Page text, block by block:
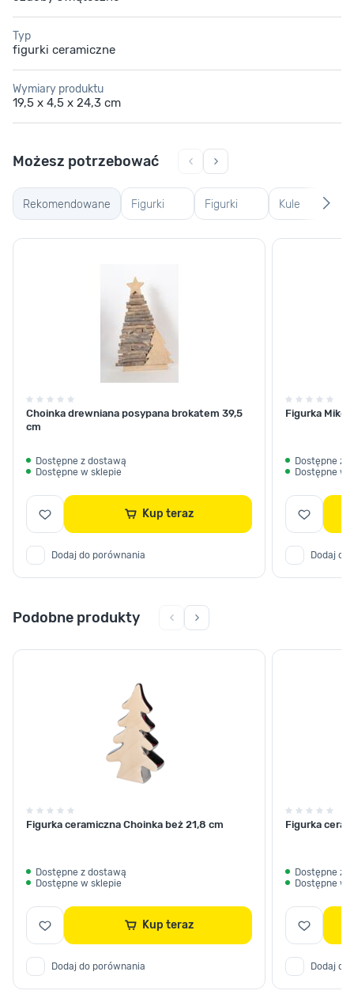
Typ
figurki ceramiczne
Wymiary produktu
19,5 x 4,5 x 24,3 cm
Rekomendowane Figurki
drewniane
Figurki
szklane i
Kule
śnieżne
Możesz potrzebować
Choinka drewniana posypana brokatem 39,5
cm
Dostępne z dostawą
Dostępne w sklepie
Kup teraz
Dodaj do porównania
Figurka
Dostępne z
Dostępne w
Dodaj do
Podobne produkty
Figurka ceramiczna Choinka beż 21,8 cm
Dostępne z dostawą
Dostępne w sklepie
Kup teraz
Dodaj do porównania
Figurka
Dostępne z
Dostępne w
Dodaj do